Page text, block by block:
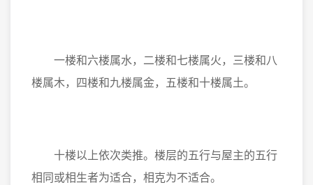
一楼和六楼属水，二楼和七楼属火，三楼和八
楼属木，四楼和九楼属金，五楼和十楼属土。
十楼以上依次类推。楼层的五行与屋主的五行
相同或相生者为适合，相克为不适合。